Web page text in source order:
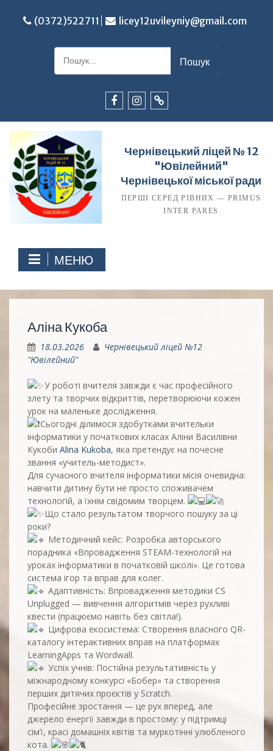
(0372)522711 licey12uvileyniy@gmail.com
Шукати:
Чернівецький ліцей № 12
"Ювілейний"
Чернівецької міської ради
ПЕРШІ СЕРЕД РІВНИХ — PRIMUS
INTER PARES
МЕНЮ
Аліна Кукоба
18.03.2026
Чернівецький ліцей №12
"Ювілейний"
У роботі вчителя завжди є час професійного
злету та творчих відкриттів, перетворюючи кожен
урок на маленьке дослідження.
Сьогодні ділимося здобутками вчительки
інформатики у початкових класах Аліни Василівни
Кукоби Alina Kukoba, яка претендує на почесне
звання «учитель-методист».
Для сучасного вчителя інформатики місія очевидна:
навчити дитину бути не просто споживачем
технологій, а їхнім свідомим творцем.
Що стало результатом творчого пошуку за ці
роки?
Методичний кейс: Розробка авторського
порадника «Впровадження STEAM-технологій на
уроках інформатики в початковій школі». Це готова
система ігор та вправ для колег.
Адаптивність: Впровадження методики CS
Unplugged — вивчення алгоритмів через рухливі
квести (працюємо навіть без світла!).
Цифрова екосистема: Створення власного QR-
каталогу інтерактивних вправ на платформах
LearningApps та Wordwall.
Успіх учнів: Постійна результативність у
міжнародному конкурсі «Бобер» та створення
перших дитячих проєктів у Scratch.
Професійне зростання — це рух вперед, але
джерело енергії завжди в простому: у підтримці
сім’ї, красі домашніх квітів та муркотінні улюбленого
кота.